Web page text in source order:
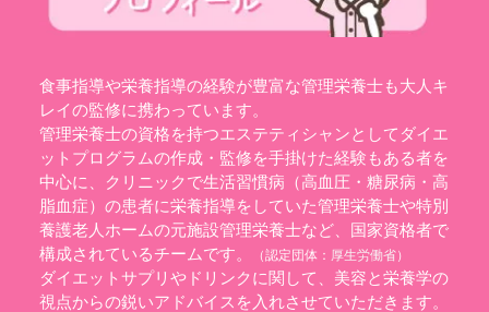
食事指導や栄養指導の経験が豊富な管理栄養士も大人キ
レイの監修に携わっています。
管理栄養士の資格を持つエステティシャンとしてダイエ
ットプログラムの作成・監修を手掛けた経験もある者を
中心に、クリニックで生活習慣病（高血圧・糖尿病・高
脂血症）の患者に栄養指導をしていた管理栄養士や特別
養護老人ホームの元施設管理栄養士など、国家資格者で
構成されているチームです。
（認定団体： 厚生労働省）
ダイエットサプリやドリンクに関して、美容と栄養学の
視点からの鋭いアドバイスを入れさせていただきます。